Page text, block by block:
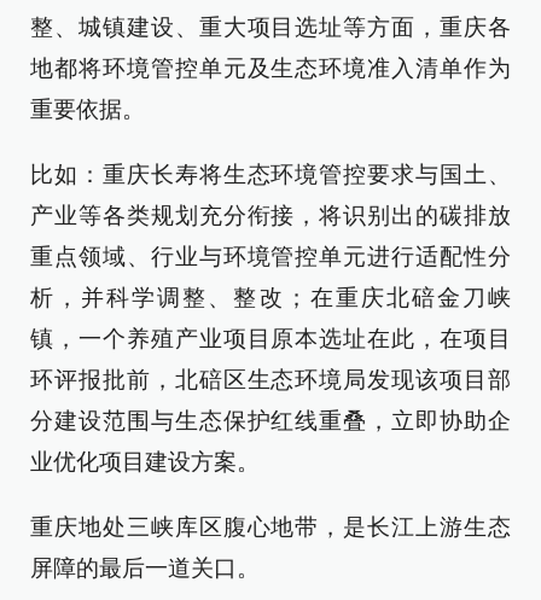
整、城镇建设、重大项目选址等方面，重庆各
地都将环境管控单元及生态环境准入清单作为
重要依据。
比如：重庆长寿将生态环境管控要求与国土、
产业等各类规划充分衔接，将识别出的碳排放
重点领域、行业与环境管控单元进行适配性分
析，并科学调整、整改；在重庆北碚金刀峡
镇，一个养殖产业项目原本选址在此，在项目
环评报批前，北碚区生态环境局发现该项目部
分建设范围与生态保护红线重叠，立即协助企
业优化项目建设方案。
重庆地处三峡库区腹心地带，是长江上游生态
屏障的最后一道关口。